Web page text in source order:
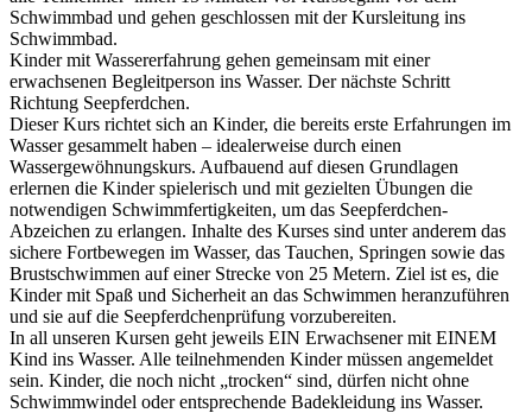
Schwimmbad und gehen geschlossen mit der Kursleitung ins
Schwimmbad.
Kinder mit Wassererfahrung gehen gemeinsam mit einer
erwachsenen Begleitperson ins Wasser. Der nächste Schritt
Richtung Seepferdchen.
Dieser Kurs richtet sich an Kinder, die bereits erste Erfahrungen im
Wasser gesammelt haben – idealerweise durch einen
Wassergewöhnungskurs. Aufbauend auf diesen Grundlagen
erlernen die Kinder spielerisch und mit gezielten Übungen die
notwendigen Schwimmfertigkeiten, um das Seepferdchen-
Abzeichen zu erlangen. Inhalte des Kurses sind unter anderem das
sichere Fortbewegen im Wasser, das Tauchen, Springen sowie das
Brustschwimmen auf einer Strecke von 25 Metern. Ziel ist es, die
Kinder mit Spaß und Sicherheit an das Schwimmen heranzuführen
und sie auf die Seepferdchenprüfung vorzubereiten.
In all unseren Kursen geht jeweils EIN Erwachsener mit EINEM
Kind ins Wasser. Alle teilnehmenden Kinder müssen angemeldet
sein. Kinder, die noch nicht „trocken“ sind, dürfen nicht ohne
Schwimmwindel oder entsprechende Badekleidung ins Wasser.